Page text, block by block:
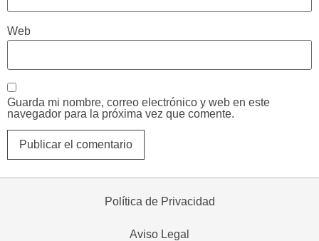
Web
Guarda mi nombre, correo electrónico y web en este
navegador para la próxima vez que comente.
Política de Privacidad
Aviso Legal